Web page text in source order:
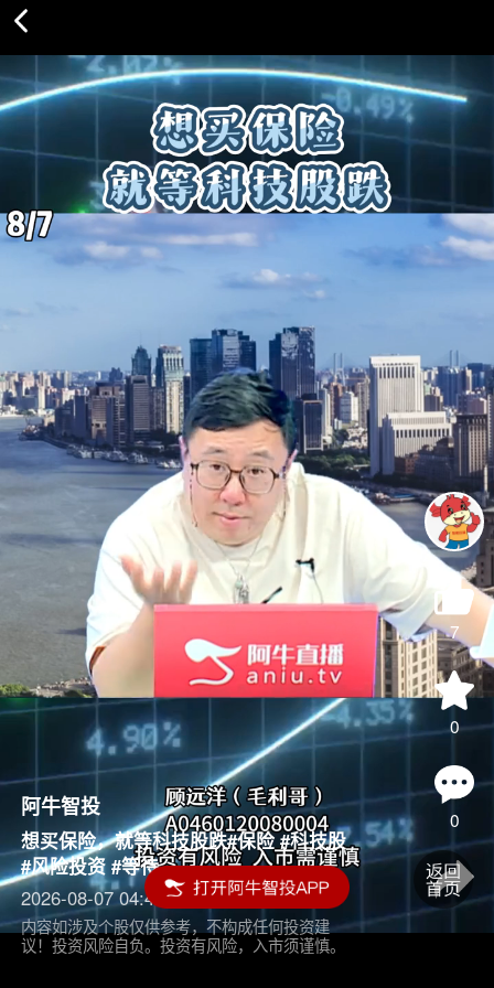
7
0
0
阿牛智投
想买保险，就等科技股跌#保险 #科技股
#风险投资 #等待
2026-08-07 04:45
内容如涉及个股仅供参考，不构成任何投资建
议！投资风险自负。投资有风险，入市须谨慎。